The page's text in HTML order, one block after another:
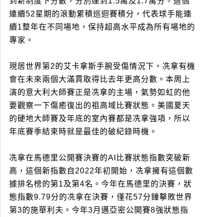
連續52星期的滾動累積巡迴賽積分，代表球手能連
續1整年在不同場地，保持超高水平成為所有場地的
專家。
現居世界第2的艾卡拿斯手腕受傷情況下，冼拿有機
會在未來兩個大滿貫取得比去年更高分數。本周上
演的意大利大師賽正是冼拿的主場，氣勢如虹的他
要觀察一下傷癒復出的祖高域比賽狀態。美國夏天
的硬地大師賽及年底的室內賽都是冼拿強項，所以
年底賽季結束時就是最佳的破紀錄時機。
冼拿在馬德里公開賽決賽的AI比賽狀態指數突破新
高，這個新指數自2022年初開始，冼拿擁有這個數
據排名榜的第1及第4名。今年在馬德里的決賽，狀
態指數9.79分的冼拿在決賽，僅花57分鐘擊敗世界
第3的施華利夫。今年3月邁亞密公開賽8強狀態指